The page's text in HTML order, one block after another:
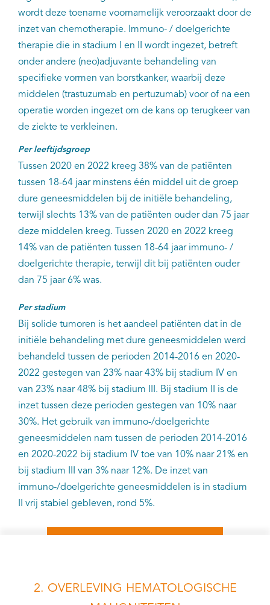
wordt deze toename voornamelijk veroorzaakt door de
inzet van chemotherapie. Immuno- / doelgerichte
therapie die in stadium I en II wordt ingezet, betreft
onder andere (neo)adjuvante behandeling van
specifieke vormen van borstkanker, waarbij deze
middelen (trastuzumab en pertuzumab) voor of na een
operatie worden ingezet om de kans op terugkeer van
de ziekte te verkleinen.
Per leeftijdsgroep
Tussen 2020 en 2022 kreeg 38% van de patiënten
tussen 18-64 jaar minstens één middel uit de groep
dure geneesmiddelen bij de initiële behandeling,
terwijl slechts 13% van de patiënten ouder dan 75 jaar
deze middelen kreeg. Tussen 2020 en 2022 kreeg
14% van de patiënten tussen 18-64 jaar immuno- /
doelgerichte therapie, terwijl dit bij patiënten ouder
dan 75 jaar 6% was.
Per stadium
Bij solide tumoren is het aandeel patiënten dat in de
initiële behandeling met dure geneesmiddelen werd
behandeld tussen de perioden 2014-2016 en 2020-
2022 gestegen van 23% naar 43% bij stadium IV en
van 23% naar 48% bij stadium III. Bij stadium II is de
inzet tussen deze perioden gestegen van 10% naar
30%. Het gebruik van immuno-/doelgerichte
geneesmiddelen nam tussen de perioden 2014-2016
en 2020-2022 bij stadium IV toe van 10% naar 21% en
bij stadium III van 3% naar 12%. De inzet van
immuno-/doelgerichte geneesmiddelen is in stadium
II vrij stabiel gebleven, rond 5%.
2. OVERLEVING HEMATOLOGISCHE